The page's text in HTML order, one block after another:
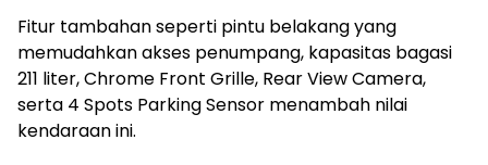
Fitur tambahan seperti pintu belakang yang
memudahkan akses penumpang, kapasitas bagasi
211 liter, Chrome Front Grille, Rear View Camera,
serta 4 Spots Parking Sensor menambah nilai
kendaraan ini.